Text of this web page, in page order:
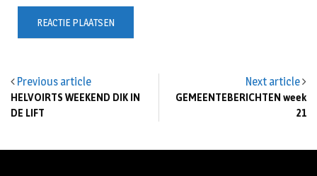
Previous article
HELVOIRTS WEEKEND DIK IN
DE LIFT
Next article
GEMEENTEBERICHTEN week
21